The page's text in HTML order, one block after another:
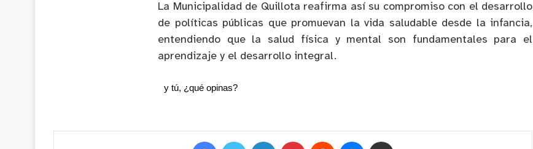
La Municipalidad de Quillota reafirma así su compromiso con el desarrollo
de políticas públicas que promuevan la vida saludable desde la infancia,
entendiendo que la salud física y mental son fundamentales para el
aprendizaje y el desarrollo integral.
y tú, ¿qué opinas?